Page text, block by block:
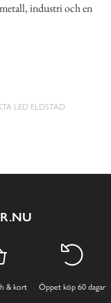
industri och en
LED ELDSTAD
& kort Öppet köp 60 dagar